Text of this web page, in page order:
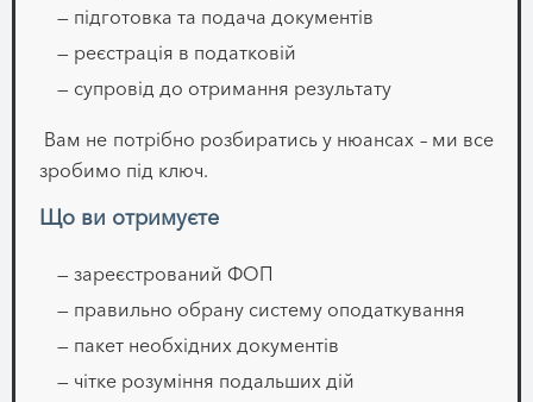
— підготовка та подача документів
— реєстрація в податковій
— супровід до отримання результату
Вам не потрібно розбиратись у нюансах – ми все
зробимо під ключ.
Що ви отримуєте
— зареєстрований ФОП
— правильно обрану систему оподаткування
— пакет необхідних документів
— чітке розуміння подальших дій